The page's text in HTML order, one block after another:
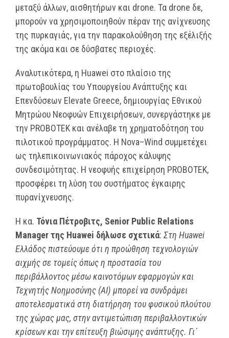
μεταξύ άλλων, αισθητήρων και drone. Τα drone δε,
μπορούν να χρησιμοποιηθούν πέραν της ανίχνευσης
της πυρκαγιάς, για την παρακολούθηση της εξέλιξής
της ακόμα και σε δύσβατες περιοχές.
Αναλυτικότερα, η Huawei στο πλαίσιο της
πρωτοβουλίας του Υπουργείου Ανάπτυξης και
Επενδύσεων Elevate Greece, δημιουργίας Εθνικού
Μητρώου Νεοφυών Επιχειρήσεων, συνεργάστηκε με
την PROBOTEK και ανέλαβε τη χρηματοδότηση του
πιλοτικού προγράμματος. Η Nova–Wind συμμετέχει
ως τηλεπικοινωνιακός πάροχος κάλυψης
συνδεσιμότητας. Η νεοφυής επιχείρηση PROBOTEK,
προσφέρει τη λύση του συστήματος έγκαιρης
πυρανίχνευσης.
H κα. Τόνια Πέτροβιτς, Senior Public Relations
Manager της Huawei δήλωσε σχετικά:Στη Ηuawei
Ελλάδος πιστεύουμε ότι η προώθηση τεχνολογιών
αιχμής σε τομείς όπως η προστασία του
περιβάλλοντος μέσω καινοτόμων εφαρμογών και
Τεχνητής Νοημοσύνης (ΑΙ) μπορεί να συνδράμει
αποτελεσματικά στη διατήρηση τoυ φυσικού πλούτου
της χώρας μας, στην αντιμετώπιση περιβαλλοντικών
κρίσεων και την επίτευξη βιώσιμης ανάπτυξης. Γι΄